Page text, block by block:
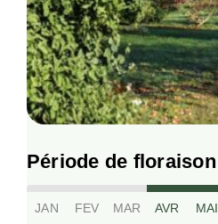
Période de floraison
JAN FEV MAR AVR MAI